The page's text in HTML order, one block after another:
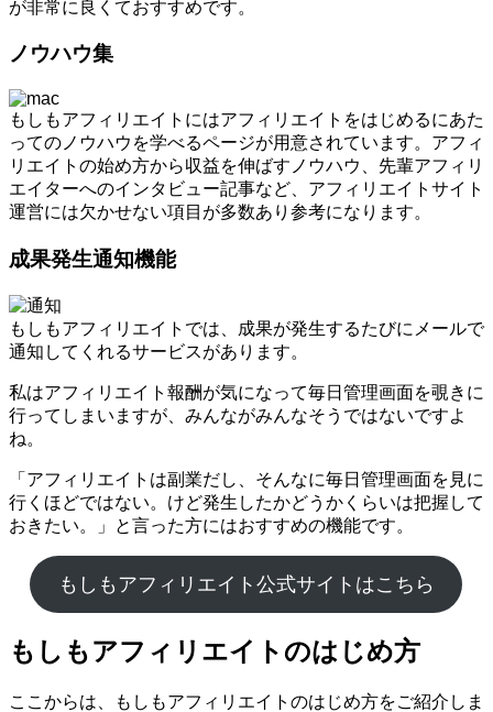
が非常に良くておすすめです。
ノウハウ集
もしもアフィリエイトにはアフィリエイトをはじめるにあた
ってのノウハウを学べるページが用意されています。アフィ
リエイトの始め方から収益を伸ばすノウハウ、先輩アフィリ
エイターへのインタビュー記事など、アフィリエイトサイト
運営には欠かせない項目が多数あり参考になります。
成果発生通知機能
もしもアフィリエイトでは、成果が発生するたびにメールで
通知してくれるサービスがあります。
私はアフィリエイト報酬が気になって毎日管理画面を覗きに
行ってしまいますが、みんながみんなそうではないですよ
ね。
「アフィリエイトは副業だし、そんなに毎日管理画面を見に
行くほどではない。けど発生したかどうかくらいは把握して
おきたい。」と言った方にはおすすめの機能です。
もしもアフィリエイト公式サイトはこちら
もしもアフィリエイトのはじめ方
ここからは、もしもアフィリエイトのはじめ方をご紹介しま